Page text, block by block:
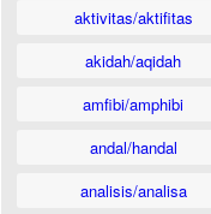
aktivitas/aktifitas
akidah/aqidah
amfibi/amphibi
andal/handal
analisis/analisa